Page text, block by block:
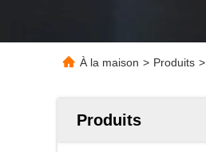
À la maison > Produits >
Produits